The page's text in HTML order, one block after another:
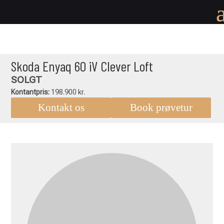
Skoda Enyaq 60 iV Clever Loft
SOLGT
Kontantpris: 198.900 kr.
Kontakt os Book prøvetur
Enyaq
iV
Clever